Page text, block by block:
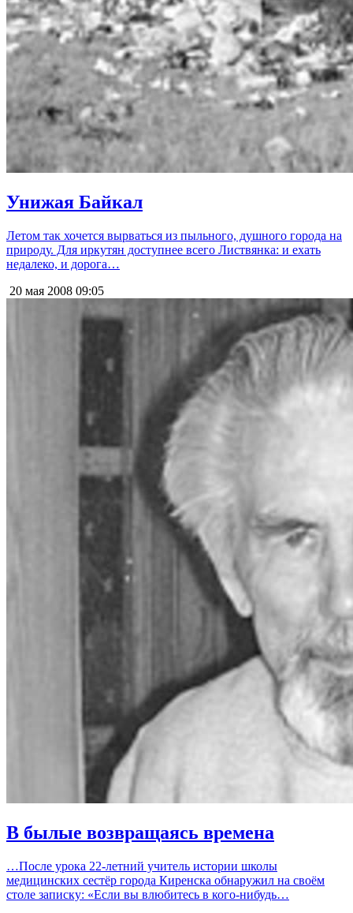
Унижая Байкал
Летом так хочется вырваться из пыльного, душного города на
природу. Для иркутян доступнее всего Листвянка: и ехать
недалеко, и дорога…
20 мая 2008 09:05
В былые возвращаясь времена
…После урока 22-летний учитель истории школы
медицинских сестёр города Киренска обнаружил на своём
столе записку: «Если вы влюбитесь в кого-нибудь…